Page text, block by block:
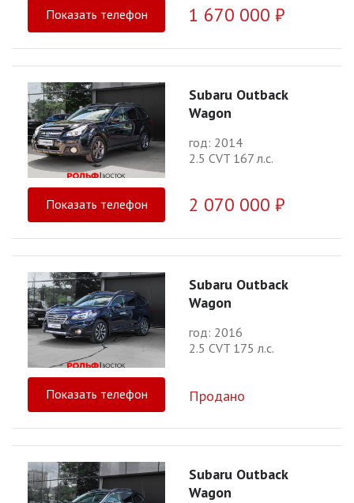
Показать телефон 1 670 000 ₽
Subaru Outback
Wagon
год: 2014
2.5 CVT 167 л.с.
Показать телефон 2 070 000 ₽
Subaru Outback
Wagon
год: 2016
2.5 CVT 175 л.с.
Показать телефон Продано
Subaru Outback
Wagon